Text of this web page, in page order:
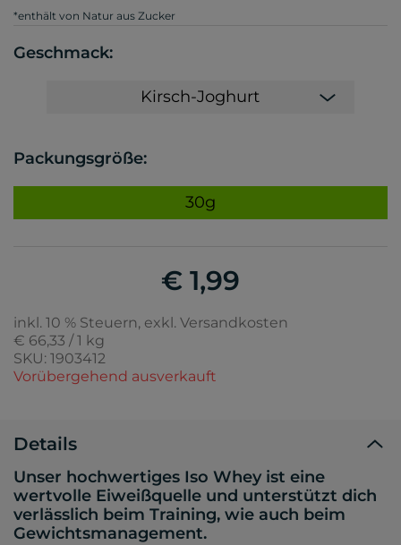
*enthält von Natur aus Zucker
Geschmack:
Kirsch-Joghurt
Packungsgröße:
30g
€ 1,99
inkl. 10 % Steuern, exkl. Versandkosten
€ 66,33 / 1 kg
SKU: 1903412
Vorübergehend ausverkauft
Details
Unser hochwertiges Iso Whey ist eine
wertvolle Eiweißquelle und unterstützt dich
verlässlich beim Training, wie auch beim
Gewichtsmanagement.